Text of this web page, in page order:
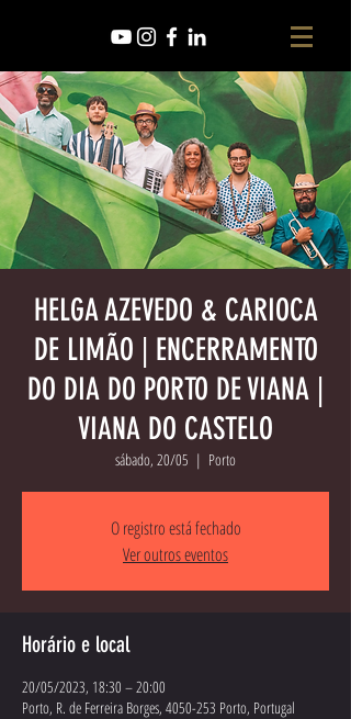
HELGA AZEVEDO & CARIOCA
DE LIMÃO | ENCERRAMENTO
DO DIA DO PORTO DE VIANA |
VIANA DO CASTELO
sábado, 20/05
  |
Porto
O registro está fechado
Ver outros eventos
Horário e local
20/05/2023, 18:30 – 20:00
Porto, R. de Ferreira Borges, 4050-253 Porto, Portugal